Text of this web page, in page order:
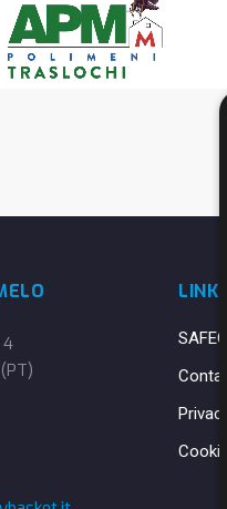
4
LINK
Contatti